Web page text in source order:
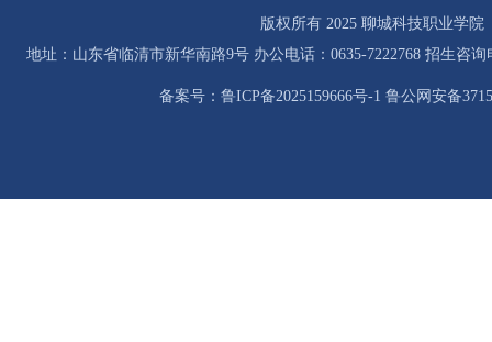
版权所有 2025 聊城科技职业学院
地址：山东省临清市新华南路9号 办公电话：0635-7222768 招生咨询
备案号：鲁ICP备2025159666号-1 鲁公网安备